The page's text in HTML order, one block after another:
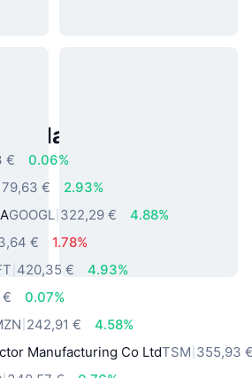
€
0.06%
€
2.93%
GOOGL 322,29 €
4.88%
€
1.78%
420,35 €
4.93%
€
0.07%
242,91 €
4.58%
Manufacturing Co LtdTSM 355,93